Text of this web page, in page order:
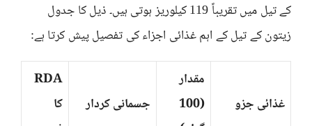
کے تیل میں تقریباً 119 کیلوریز ہوتی ہیں۔ ذیل کا جدول
زیتون کے تیل کے اہم غذائی اجزاء کی تفصیل پیش کرتا ہے:
غذائی جزو
مقدار
(100
جسمانی کردار
RDA
کا